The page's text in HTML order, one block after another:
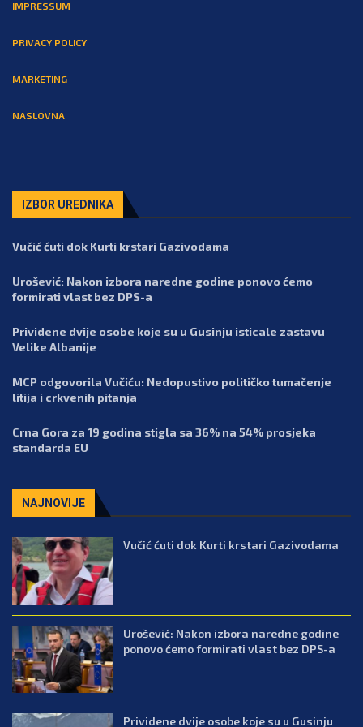
IMPRESSUM
PRIVACY POLICY
MARKETING
NASLOVNA
IZBOR UREDNIKA
Vučić ćuti dok Kurti krstari Gazivodama
Urošević: Nakon izbora naredne godine ponovo ćemo
formirati vlast bez DPS-a
Prividene dvije osobe koje su u Gusinju isticale zastavu
Velike Albanije
MCP odgovorila Vučiću: Nedopustivo političko tumačenje
litija i crkvenih pitanja
Crna Gora za 19 godina stigla sa 36% na 54% prosjeka
standarda EU
NAJNOVIJE
Vučić ćuti dok Kurti krstari Gazivodama
Urošević: Nakon izbora naredne godine
ponovo ćemo formirati vlast bez DPS-a
Prividene dvije osobe koje su u Gusinju